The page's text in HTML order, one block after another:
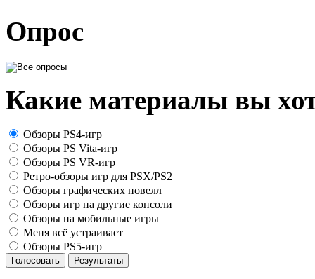
Опрос
Какие материалы вы
Обзоры PS4-игр
Обзоры PS Vita-игр
Обзоры PS VR-игр
Ретро-обзоры игр для PSX/PS2
Обзоры графических новелл
Обзоры игр на другие консоли
Обзоры на мобильные игры
Меня всё устраивает
Обзоры PS5-игр
Голосовать Результаты